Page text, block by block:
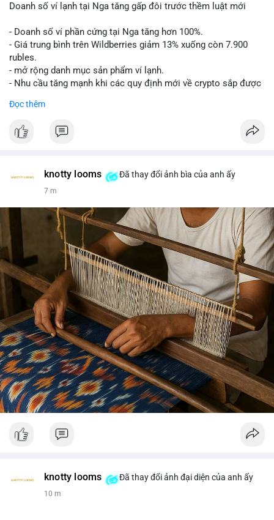
Doanh số ví lạnh tại Nga tăng gấp đôi trước thềm luật mới
- Doanh số ví phần cứng tại Nga tăng hơn 100%.
- Giá trung bình trên Wildberries giảm 13% xuống còn 7.900
rubles.
- mở rộng danh mục sản phẩm ví lạnh.
- Nhu cầu tăng mạnh khi các quy định mới về crypto sắp được
#titanbot
Đọc thêm
knotty looms Đã thay đổi ảnh bìa của anh ấy
7 m
knotty looms Đã thay đổi ảnh đại diện của anh ấy
10 m